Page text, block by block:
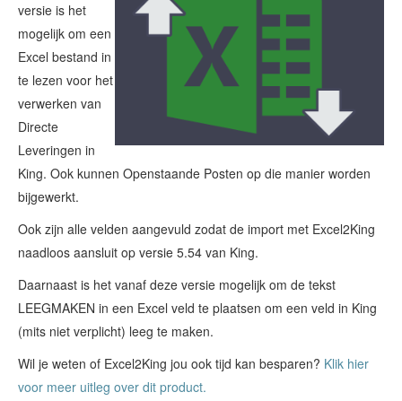
Klant worden
versie is het
mogelijk om een
Excel bestand in
te lezen voor het
verwerken van
Directe
Leveringen in
King. Ook kunnen Openstaande Posten op die manier worden
bijgewerkt.
Ook zijn alle velden aangevuld zodat de import met Excel2King
naadloos aansluit op versie 5.54 van King.
Daarnaast is het vanaf deze versie mogelijk om de tekst
LEEGMAKEN in een Excel veld te plaatsen om een veld in King
(mits niet verplicht) leeg te maken.
Wil je weten of Excel2King jou ook tijd kan besparen? Klik hier
voor meer uitleg over dit product.